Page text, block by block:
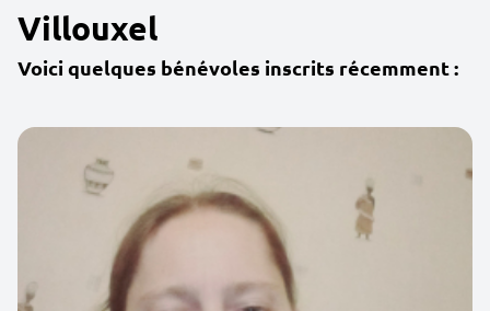
Villouxel
Voici quelques bénévoles inscrits récemment :